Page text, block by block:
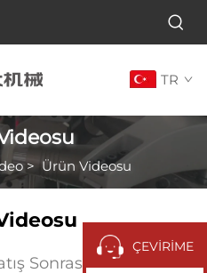
TR
>Ürün Videosu
Sonrası Videosu
ÇEVİRİME